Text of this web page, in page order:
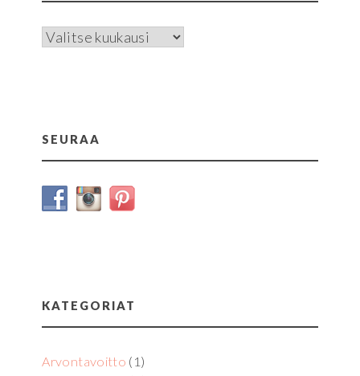
Arkistot
SEURAA
KATEGORIAT
Arvontavoitto (1)